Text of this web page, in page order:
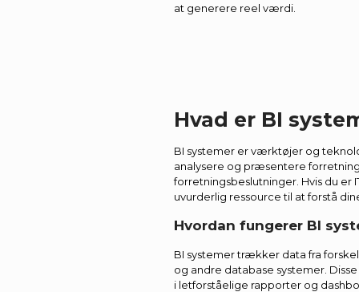
at generere reel værdi.
Hvad er BI
BI systemer er værktøjer og
analysere og præsentere
forretningsbeslutninger. Hvis du er
uvurderlig ressource til at forstå
Hvordan fungerer BI
BI systemer trækker data fra
og andre database systemer.
i letforståelige rapporter og